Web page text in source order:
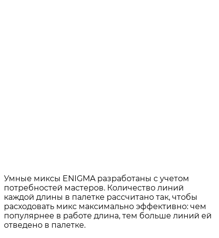
Умные миксы ENIGMA разработаны с учетом
потребностей мастеров. Количество линий
каждой длины в палетке рассчитано так, чтобы
расходовать микс максимально эффективно: чем
популярнее в работе длина, тем больше линий ей
отведено в палетке.